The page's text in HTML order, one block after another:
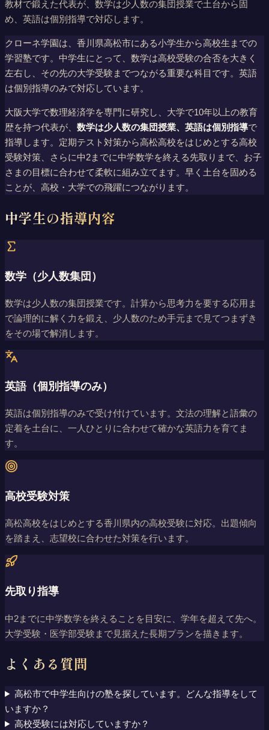
教材で鍛えた代表が、数学は少人数の集団授業で土台から固
め、英語は個別指導で対応します。
クローネ学園は、香川県高松市にある小学生から高校生までの
学習塾です。中学生にとって、数学は高校受験の合否を大きく
左右し、その先の大学受験までつながる重要な科目です。英語
は個別指導のみで対応しています。
大阪大学で数理経済学を専門に研究し、大学で10年以上の教育
歴を持つ代表が、 数学は少人数の集団授業、英語は個別指導で
指導します。定期テスト対策から高松高校をはじめとする高校
受験対策、さらに中2までに中学数学を終える先取りまで、お子
さまの目標に合わせて柔軟に組み立てます。早く土台を固める
ことが、高校・大学での飛躍につながります。
中学生の指導内容
数学（少人数集団）
数学は少人数の集団授業です。計算から思考力を要する応用ま
で論理的に解く力を鍛え、少人数のため手元まで見てつまずき
をその場で解消します。
英語（個別指導のみ）
英語は個別指導のみで受け付けています。文法の理解と語彙の
定着を土台に、一人ひとりに合わせて確かな英語力を育てま
す。
高校受験対策
高松高校をはじめとする香川県内の高校受験に対応。出題傾向
を踏まえ、志望校に合わせた対策を行います。
先取り指導
中2までに中学数学を終えることを目安に、学年を超えて先へ。
大学受験・医学部受験まで見据えた長期プランを描きます。
よくある質問
高松市で中学生向けの塾を探しています。どんな指導をして
いますか？
高校受験には対応していますか？